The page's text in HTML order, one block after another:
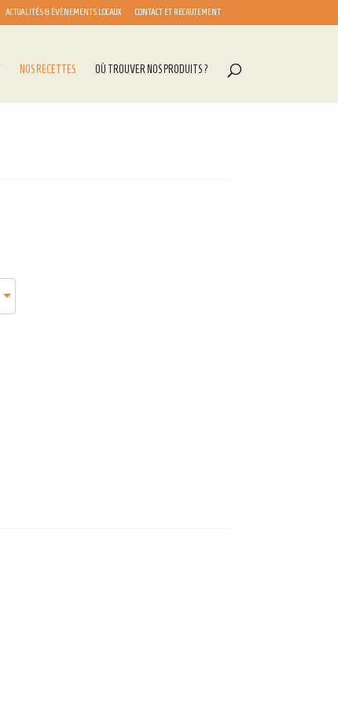
ACTUALITÉS & ÉVÈNEMENTS LOCAUX CONTACT ET RECRUTEMENT
NOS RECETTES OÙ TROUVER NOS PRODUITS ?